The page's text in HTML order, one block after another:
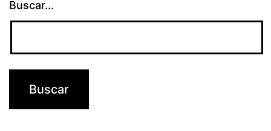
Buscar...